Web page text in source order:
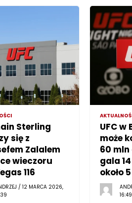
Sterling
się z
Zalalem
wieczoru
116
/ 12 MARCA 2026,
UFC w
może
60
gala
około
16:49